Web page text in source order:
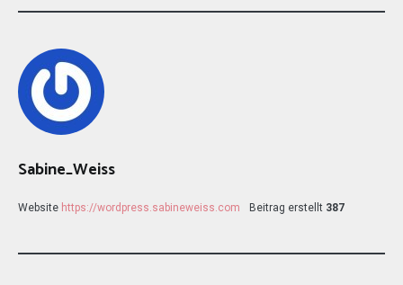
Sabine_Weiss
Website https://wordpress.sabineweiss.com Beitrag erstellt 387